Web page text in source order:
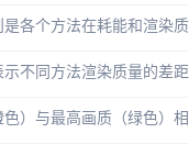
各个方法在耗能和渲染
示不同方法渲染质量的差
色）与最高画质（绿色）